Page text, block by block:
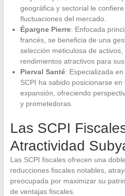
geográfica y sectorial le
fluctuaciones del mercado.
Épargne Pierre: Enfocada
francés, se beneficia de una
selección meticulosa de
rendimientos atractivos para
Pierval Santé: Especializada
SCPI ha sabido posicionarse
expansión, ofreciendo
y prometedoras.
Las SCPI
Atractividad
Las SCPI fiscales ofrecen una
reducciones fiscales notables,
preocupada por maximizar su
de ventajas fiscales.